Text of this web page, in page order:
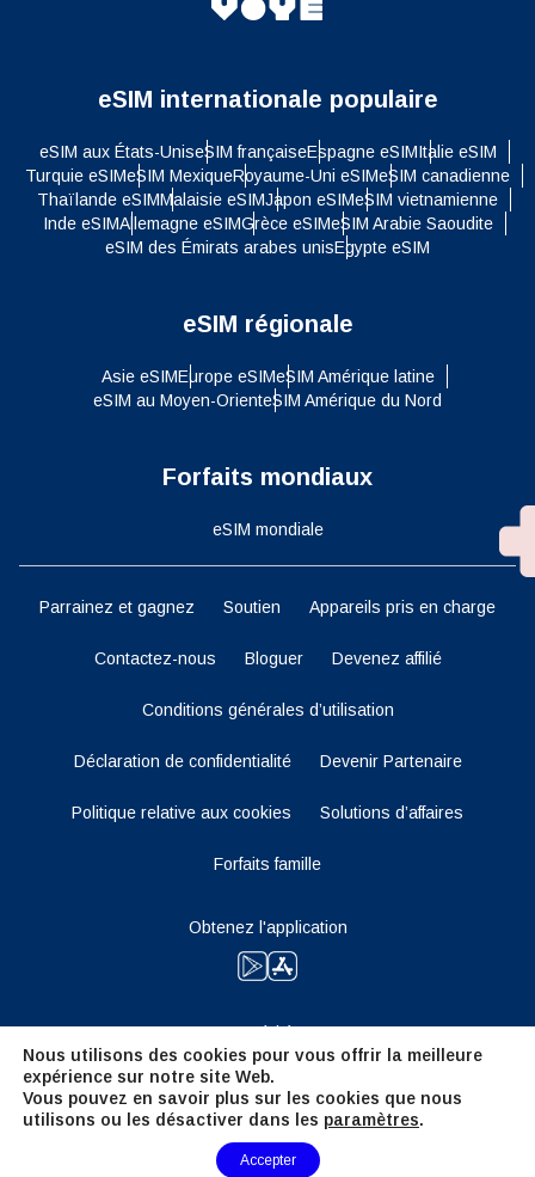
eSIM internationale populaire
eSIM aux États-UniseSIM françaiseEspagne eSIMItalie eSIM
Turquie eSIMeSIM MexiqueRoyaume-Uni eSIMeSIM canadienne
Thaïlande eSIMMalaisie eSIMJapon eSIMeSIM vietnamienne
Inde eSIMAllemagne eSIMGrèce eSIMeSIM Arabie Saoudite
eSIM des Émirats arabes unisEgypte eSIM
eSIM régionale
Asie eSIMEurope eSIMeSIM Amérique latine
eSIM au Moyen-OrienteSIM Amérique du Nord
Forfaits mondiaux
eSIM mondiale
Parrainez et gagnez Soutien Appareils pris en charge
Contactez-nous Bloguer Devenez affilié
Conditions générales d’utilisation
Déclaration de confidentialité Devenir Partenaire
Politique relative aux cookies Solutions d’affaires
Forfaits famille
Obtenez l'application
Restez à l'écoute
Nous utilisons des cookies pour vous offrir la meilleure
expérience sur notre site Web.
Vous pouvez en savoir plus sur les cookies que nous
utilisons ou les désactiver dans les paramètres.
Accepter